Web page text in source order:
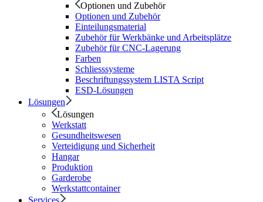
Optionen und Zubehör
Optionen und Zubehör
Einteilungsmaterial
Zubehör für Werkbänke und Arbeitsplätze
Zubehör für CNC-Lagerung
Farben
Schliesssysteme
Beschriftungssystem LISTA Script
ESD-Lösungen
Lösungen
Lösungen
Werkstatt
Gesundheitswesen
Verteidigung und Sicherheit
Hangar
Produktion
Garderobe
Werkstattcontainer